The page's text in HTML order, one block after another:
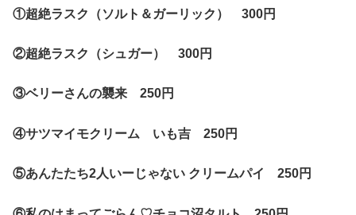
①超絶ラスク（ソルト＆ガーリック） 300円
②超絶ラスク（シュガー） 300円
③ベリーさんの襲来 250円
④サツマイモクリーム いも吉 250円
⑤あんたたち2人いーじゃない クリームパイ 250円